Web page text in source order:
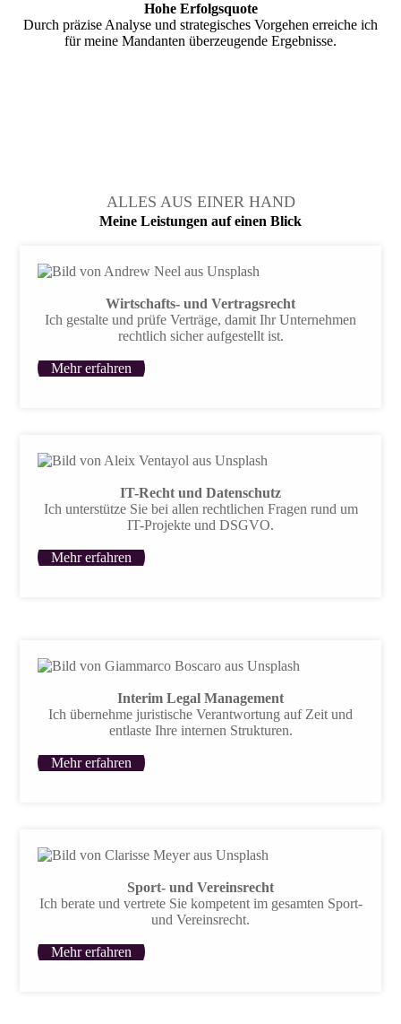
Hohe Erfolgsquote
Durch präzise Analyse und strategisches Vorgehen erreiche ich
für meine Mandanten überzeugende Ergebnisse.
ALLES AUS EINER HAND
Meine Leistungen auf einen Blick
Wirtschafts- und Vertragsrecht
Ich gestalte und prüfe Verträge, damit Ihr Unternehmen
rechtlich sicher aufgestellt ist.
Mehr erfahren
IT-Recht und Datenschutz
Ich unterstütze Sie bei allen rechtlichen Fragen rund um
IT-Projekte und DSGVO.
Mehr erfahren
Interim Legal Management
Ich übernehme juristische Verantwortung auf Zeit und
entlaste Ihre internen Strukturen.
Mehr erfahren
Sport- und Vereinsrecht
Ich berate und vertrete Sie kompetent im gesamten Sport-
und Vereinsrecht.
Mehr erfahren